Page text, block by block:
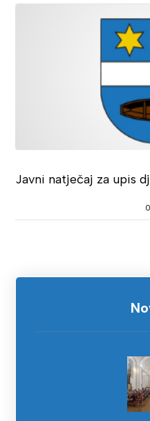
Javni natječaj za upis